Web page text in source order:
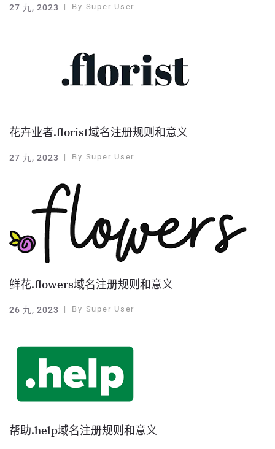
27 九, 2023 By Super User
花卉业者.florist域名注册规则和意义
27 九, 2023 By Super User
鲜花.flowers域名注册规则和意义
26 九, 2023 By Super User
帮助.help域名注册规则和意义